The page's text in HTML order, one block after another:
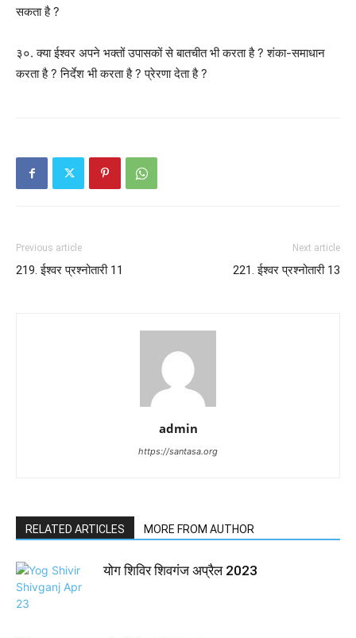
सकता है ?
३०. क्या ईश्वर अपने भक्तों उपासकों से बातचीत भी करता है ? शंका-समाधान
करता है ? निर्देश भी करता है ? प्रेरणा देता है ?
Previous article
219. ईश्वर प्रश्नोतारी 11
Next article
221. ईश्वर प्रश्नोतारी 13
admin
https://santasa.org
RELATED ARTICLES MORE FROM AUTHOR
योग शिविर शिवगंज अप्रैल 2023